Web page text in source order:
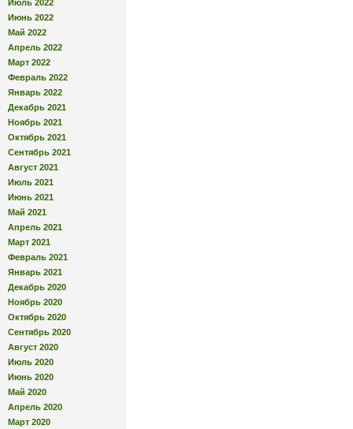
Июль 2022
Июнь 2022
Май 2022
Апрель 2022
Март 2022
Февраль 2022
Январь 2022
Декабрь 2021
Ноябрь 2021
Октябрь 2021
Сентябрь 2021
Август 2021
Июль 2021
Июнь 2021
Май 2021
Апрель 2021
Март 2021
Февраль 2021
Январь 2021
Декабрь 2020
Ноябрь 2020
Октябрь 2020
Сентябрь 2020
Август 2020
Июль 2020
Июнь 2020
Май 2020
Апрель 2020
Март 2020